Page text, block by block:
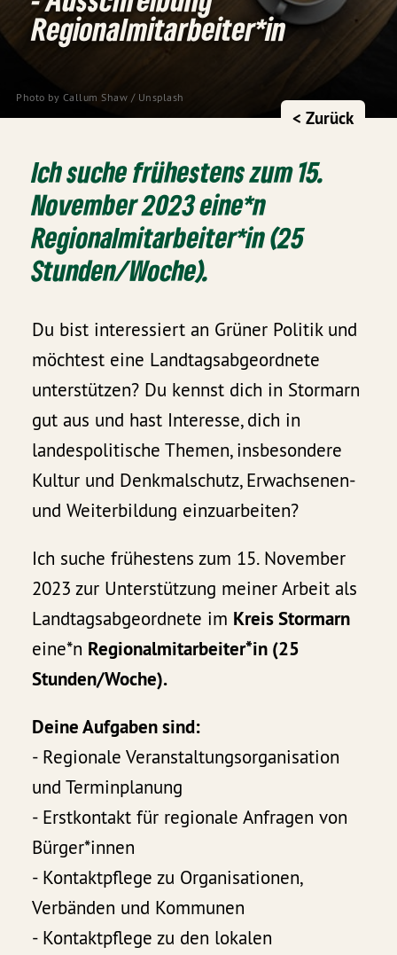
Photo by Callum Shaw / Unsplash
Regionalmitarbeiter*in
< Zurück
Ich suche frühestens zum 15.
November 2023eine*n
Regionalmitarbeiter*in (25
Stunden/Woche).
Du bist interessiert an Grüner Politik und
möchtest eine Landtagsabgeordnete
unterstützen? Du kennst dich in Stormarn
gut aus und hast Interesse, dich in
landespolitische Themen, insbesondere
Kultur und Denkmalschutz, Erwachsenen-
und Weiterbildung einzuarbeiten?
Ich suche frühestens zum 15. November
2023 zur Unterstützung meiner Arbeit als
Landtagsabgeordnete im Kreis Stormarn
eine*n Regionalmitarbeiter*in (25
Stunden/Woche).
Deine Aufgaben sind:
- Regionale Veranstaltungsorganisation
und Terminplanung
- Erstkontakt für regionale Anfragen von
Bürger*innen
- Kontaktpflege zu Organisationen,
Verbänden und Kommunen
- Kontaktpflege zu den lokalen